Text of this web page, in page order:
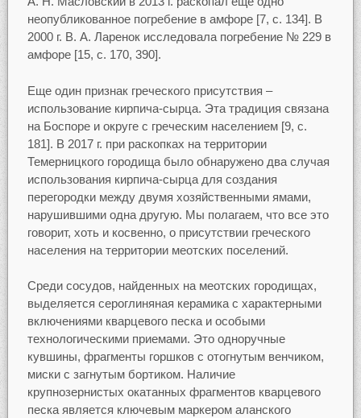
неопубликованное погребение в амфоре [7, c. 134]. В
2000 г. В. А. Ларенок исследовала погребение № 229 в
амфоре [15, c. 170, 390].
Еще один признак греческого присутствия –
использование кирпича-сырца. Эта традиция связана
на Боспоре и округе с греческим населением [9, c.
181]. В 2017 г. при раскопках на территории
Темерницкого городища было обнаружено два случая
использования кирпича-сырца для создания
перегородки между двумя хозяйственными ямами,
нарушившими одна другую. Мы полагаем, что все это
говорит, хоть и косвенно, о присутствии греческого
населения на территории меотских поселений.
Среди сосудов, найденных на меотских городищах,
выделяется сероглиняная керамика с характерными
включениями кварцевого песка и особыми
технологическими приемами. Это одноручные
кувшины, фрагменты горшков с отогнутым венчиком,
миски с загнутым бортиком. Наличие
крупнозернистых окатанных фрагментов кварцевого
песка является ключевым маркером аланского